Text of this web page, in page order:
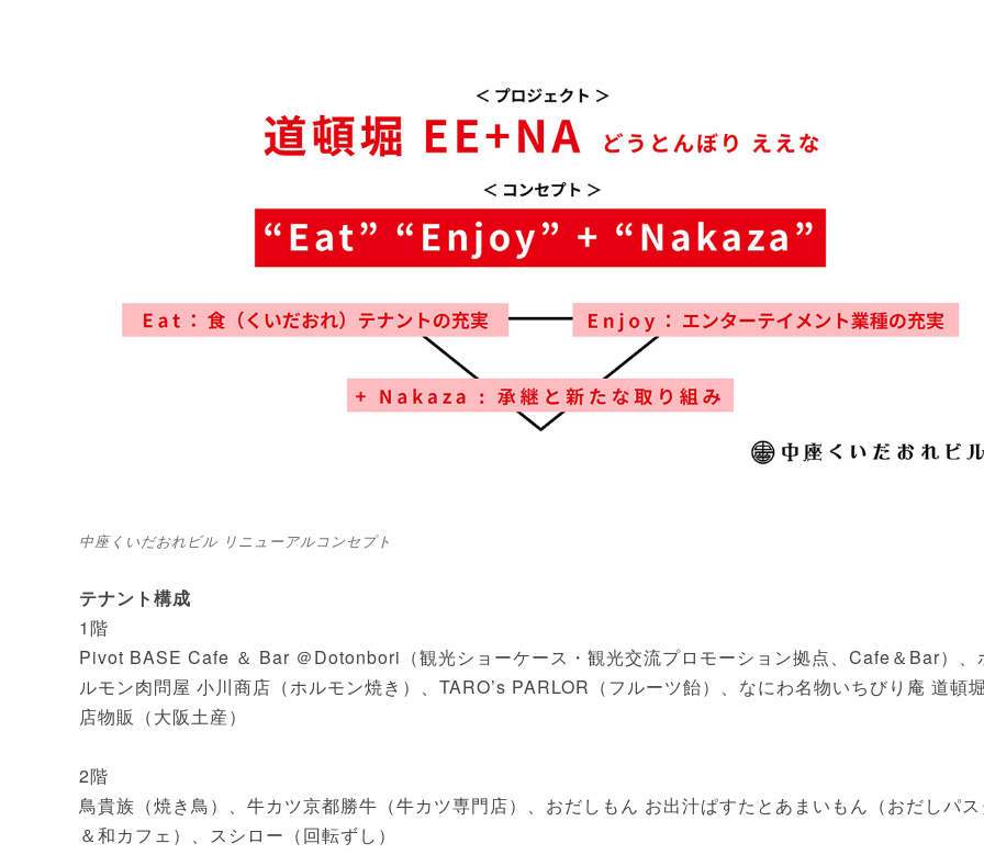
中座くいだおれビル リニューアルコンセプト
テナント構成
1階
Pivot BASE Cafe ＆ Bar ＠Dotonbori（観光ショーケース・観光交流プロモーション拠点、Cafe＆Bar）、
ルモン肉問屋 小川商店（ホルモン焼き）、TARO’s PARLOR（フルーツ飴）、なにわ名物いちびり庵 道頓堀
店物販（大阪土産）
2階
鳥貴族（焼き鳥）、牛カツ京都勝牛（牛カツ専門店）、おだしもん お出汁ぱすたとあまいもん（おだしパス
＆和カフェ）、スシロー（回転ずし）